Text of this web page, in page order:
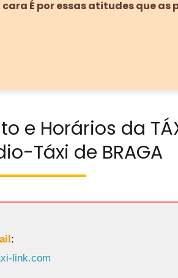
É por essas atitudes que as
e Horários da
Táxi de BRAGA
:
link.com